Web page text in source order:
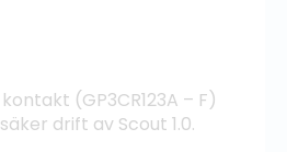
(GP3CR123A – F)
drift av Scout 1.0.